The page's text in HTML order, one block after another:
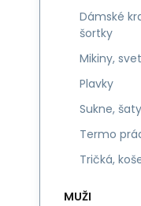
Dámské
šortky
Mikiny,
Plavky
Sukne, šaty
Termo
Tričká,
MUŽI